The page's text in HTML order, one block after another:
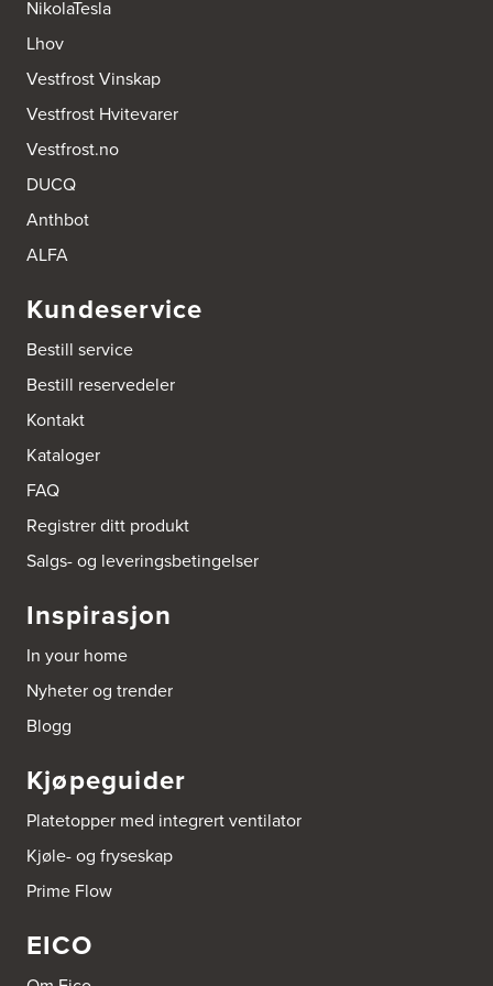
http://www.expert.no
Elon Drøbak
Holtervegen 4G
Elon Drift AS avd/Drøbak
Tel.:67481876
Myhrersvingen 12
Eidsvoll Elektro og Kjøkken AS
2080 Eidsvoll
Elon Nesttun
5221 Nesttun
Etne Elektrosenter AS
Etnesjøen
Power Etne
5590 Etne
Tel.:53-756095
http://www.expert.no
Fiskebeck Håndverk AS
Hans Væggersvei 18
9900 Kirkenes
Tel.:
Grande Fabrikker AS
6315 Innfjorden
Tel.:90794254
Gunnestad Trevare AS
Stasjonsveien 1
3185 Skoppum-Horten
HTH GDS AS
NikolaTesla
Lhov
Vestfrost Vinskap
Vestfrost Hvitevarer
Vestfrost.no
DUCQ
Anthbot
ALFA
Kundeservice
Bestill service
Bestill reservedeler
Kontakt
Kataloger
FAQ
Registrer ditt produkt
Salgs- og leveringsbetingelser
Inspirasjon
In your home
Nyheter og trender
Blogg
Kjøpeguider
Platetopper med integrert ventilator
Kjøle- og fryseskap
Prime Flow
EICO